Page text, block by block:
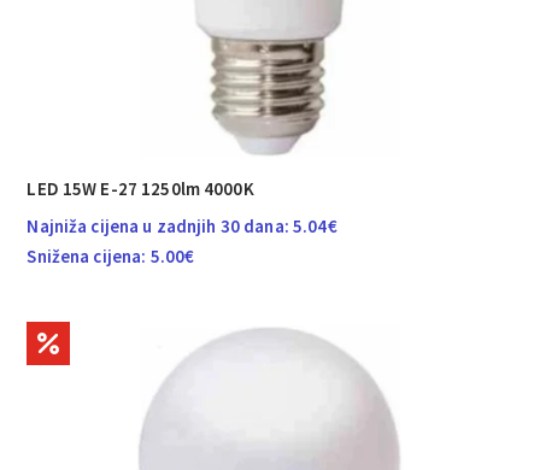
LED 15W E-27 1250lm 4000K
Najniža cijena u zadnjih 30 dana: 5.04€
Snižena cijena: 5.00€